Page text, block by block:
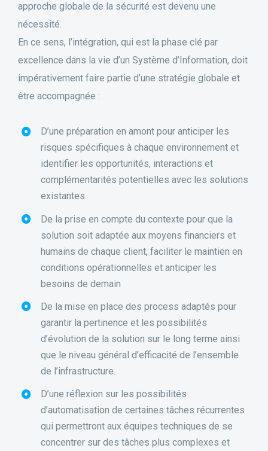
approche globale de la sécurité est devenu une
nécessité.
En ce sens, l’intégration, qui est la phase clé par
excellence dans la vie d’un Système d’Information, doit
impérativement faire partie d’une stratégie globale et
être accompagnée :
D’une préparation en amont pour anticiper les
risques spécifiques à chaque environnement et
identifier les opportunités, interactions et
complémentarités potentielles avec les solutions
existantes
De la prise en compte du contexte pour que la
solution soit adaptée aux moyens financiers et
humains de chaque client, faciliter le maintien en
conditions opérationnelles et anticiper les
besoins de demain
De la mise en place des process adaptés pour
garantir la pertinence et les possibilités
d’évolution de la solution sur le long terme ainsi
que le niveau général d’efficacité de l’ensemble
de l’infrastructure.
D’une réflexion sur les possibilités
d’automatisation de certaines tâches récurrentes
qui permettront aux équipes techniques de se
concentrer sur des tâches plus complexes et